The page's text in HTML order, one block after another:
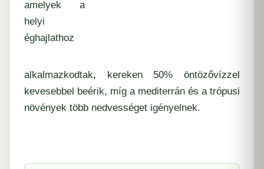
amelyek a
helyi
éghajlathoz
alkalmazkodtak, kereken 50% öntözővízzel
kevesebbel beérik, míg a mediterrán és a trópusi
növények több nedvességet igényelnek.